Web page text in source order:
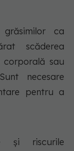
ca
scăderea
corporală sau
necesare
pentru a
și riscurile